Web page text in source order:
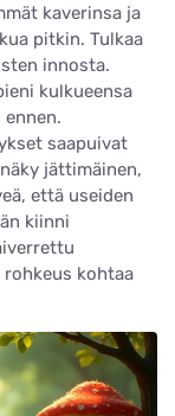
kaverinsa ja
pitkin. Tulkaa
innosta.
kulkueensa
saapuivat
jättimäinen,
että useiden
kiinni
kohtaa